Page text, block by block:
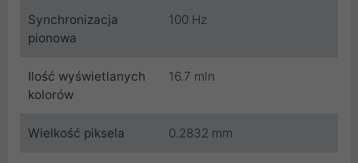
Synchronizacja
pionowa
100 Hz
Ilość wyświetlanych
kolorów
16.7 mln
Wielkość piksela 0.2832 mm